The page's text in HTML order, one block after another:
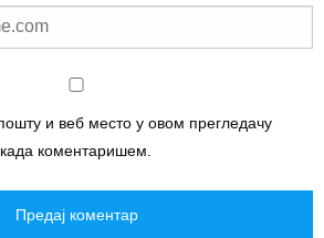
и веб место у овом прегледачу
коментаришем.